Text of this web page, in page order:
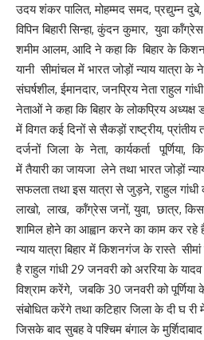
उदय शंकर पालित, मोहम्मद समद, प्रद्युम्न दुबे,
विपिन बिहारी सिन्हा, कुंदन कुमार, युवा
शमीम आलम, आदि ने कहा कि बिहार के
यानी सीमांचल में भारत जोड़ों न्याय यात्रा
संघर्षशील, ईमानदार, जनप्रिय नेता राहुल
नेताओं ने कहा कि बिहार के लोकप्रिय
में विगत कई दिनों से सैकड़ों राष्ट्रीय,
दर्जनों जिला के नेता, कार्यकर्ता पूर्णिया,
में तैयारी का जायजा लेने तथा भारत जोड़ों
सफलता तथा इस यात्रा से जुड़ने, राहुल गांधी
लाखो, लाख, कॉंग्रेस जनों, युवा, छात्र,
शामिल होने का आह्वान करने का काम कर
न्याय यात्रा बिहार में किशनगंज के रास्ते
है राहुल गांधी 29 जनवरी को अररिया के
विश्राम करेंगे, जबकि 30 जनवरी को पूर्णिया
संबोधित करेंगे तथा कटिहार जिला के दी घ री
जिसके बाद सुबह वे पश्चिम बंगाल के